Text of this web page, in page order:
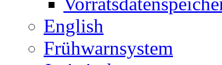
English
Frühwarnsystem